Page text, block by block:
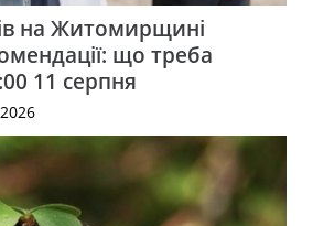
на Житомирщині
що треба
11 серпня